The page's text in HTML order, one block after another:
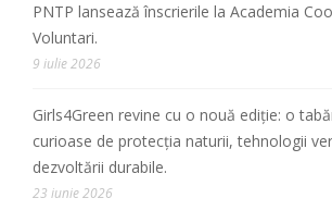
PNTP lansează înscrierile la Academia
Voluntari.
9 iulie 2026
Girls4Green revine cu o nouă ediție: o
curioase de protecția naturii, tehnologii
dezvoltării durabile.
23 iunie 2026